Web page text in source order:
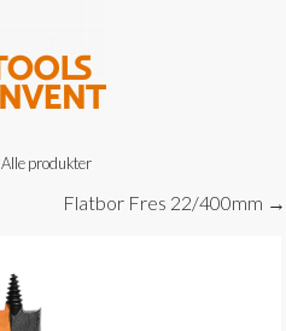
Alle produkter
Flatbor Fres 22/400mm →